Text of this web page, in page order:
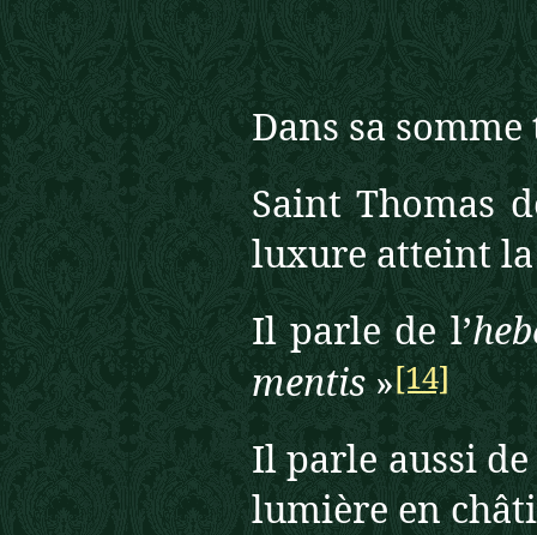
Dans sa
Saint Thomas
luxure atteint
Il parle de l’
mentis »[14]
Il parle aussi
lumière en